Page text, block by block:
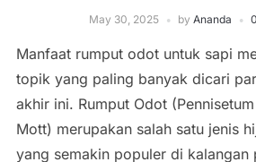
May 30, 2025 by Ananda
Manfaat rumput odot untuk sapi
topik yang paling banyak dicari
akhir ini. Rumput Odot
Mott) merupakan salah satu jenis
yang semakin populer di kalangan